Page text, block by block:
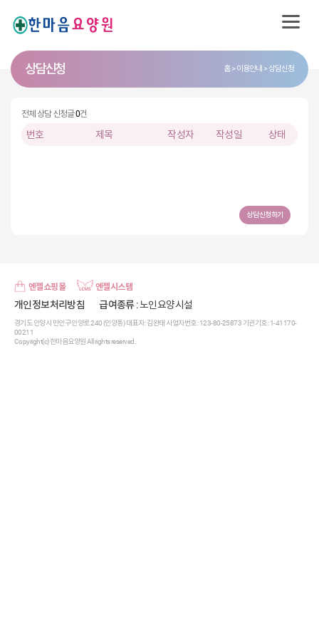
상담신청 홈 이용안내 상담신청
전체 상담 신청글0건
번호 제목 작성자 작성일 상태
상담신청하기
엔젤쇼핑몰 엔젤시스템
개인정보처리방침 급여종류: 노인요양시설
경기도 안양시 만안구 안양로 240 (안양동) 대표자 : 김완태 사업자번호 : 123-80-25873 기관기호 : 1-41170-
00211
Copyright(c) 한마음요양원 All rights reserved.